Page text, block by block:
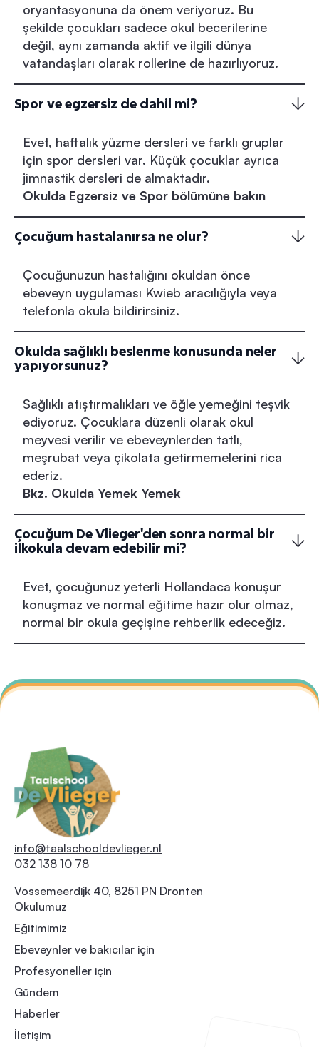
oryantasyonuna da önem veriyoruz. Bu
şekilde çocukları sadece okul becerilerine
değil, aynı zamanda aktif ve ilgili dünya
vatandaşları olarak rollerine de hazırlıyoruz.
Spor ve egzersiz de dahil mi?
Evet, haftalık yüzme dersleri ve farklı gruplar
için spor dersleri var. Küçük çocuklar ayrıca
jimnastik dersleri de almaktadır.
Okulda Egzersiz ve Spor bölümüne bakın
Çocuğum hastalanırsa ne olur?
Çocuğunuzun hastalığını okuldan önce
ebeveyn uygulaması Kwieb aracılığıyla veya
telefonla okula bildirirsiniz.
Okulda sağlıklı beslenme konusunda neler
yapıyorsunuz?
Sağlıklı atıştırmalıkları ve öğle yemeğini teşvik
ediyoruz. Çocuklara düzenli olarak okul
meyvesi verilir ve ebeveynlerden tatlı,
meşrubat veya çikolata getirmemelerini rica
ederiz.
Bkz. Okulda Yemek Yemek
Çocuğum De Vlieger'den sonra normal bir
ilkokula devam edebilir mi?
Evet, çocuğunuz yeterli Hollandaca konuşur
konuşmaz ve normal eğitime hazır olur olmaz,
normal bir okula geçişine rehberlik edeceğiz.
info@taalschooldevlieger.nl
032 138 10 78
Vossemeerdijk 40, 8251 PN Dronten
Okulumuz
Eğitimimiz
Ebeveynler ve bakıcılar için
Profesyoneller için
Gündem
Haberler
İletişim